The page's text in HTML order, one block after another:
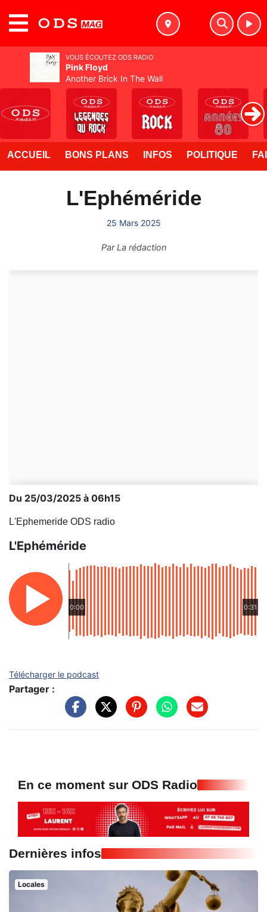
ACCUEIL BONS PLANS INFOS POLITIQUE
L'Ephéméride
25 Mars 2025
ParLa rédaction
Du 25/03/2025 à 06h15
L'Ephemeride ODS radio
L'Ephéméride
0:00 0:31
Télécharger le podcast
Partager :
En ce moment sur ODS Radio
Dernières infos
Locales
VOUS ÉCOUTEZ ODS RADIO
Pink Floyd
Another Brick In The Wall